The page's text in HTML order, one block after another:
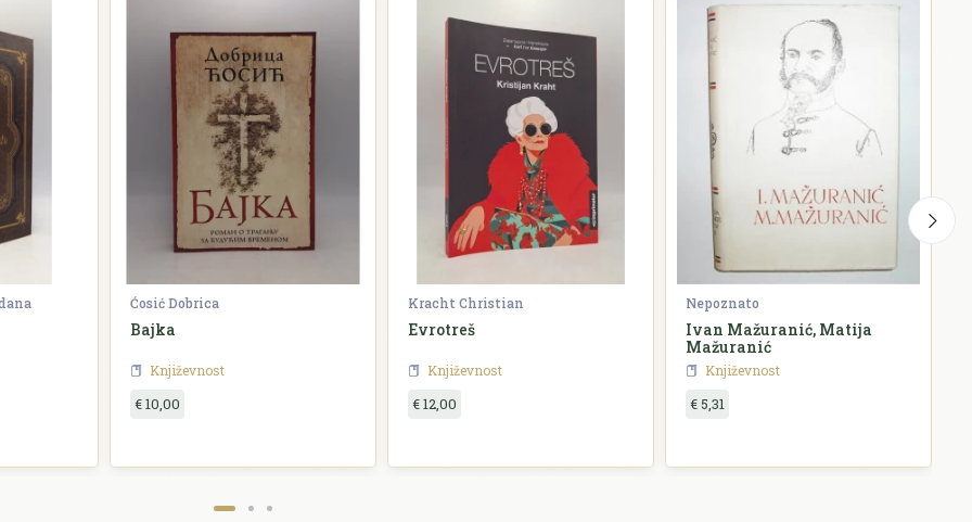
Ćosić Dobrica
Bajka
Književnost
€ 10,00
Kracht Christian
Evrotreš
Književnost
€ 12,00
Nepoznato
Ivan Mažuranić, Matija
Mažuranić
Književnost
€ 5,31